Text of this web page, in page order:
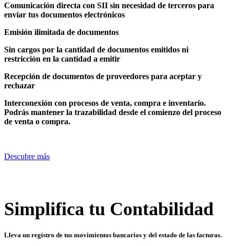
Comunicación directa con SII sin necesidad de terceros para
enviar tus documentos electrónicos
Emisión ilimitada de documentos
Sin cargos por la cantidad de documentos emitidos ni
restricción en la cantidad a emitir
Recepción de documentos de proveedores para aceptar y
rechazar
Interconexión con procesos de venta, compra e inventario.
Podrás mantener la trazabilidad desde el comienzo del proceso
de venta o compra.
Descubre más
Simplifica tu Contabilidad
Lleva un registro de tus movimientos bancarios y del estado de las facturas.